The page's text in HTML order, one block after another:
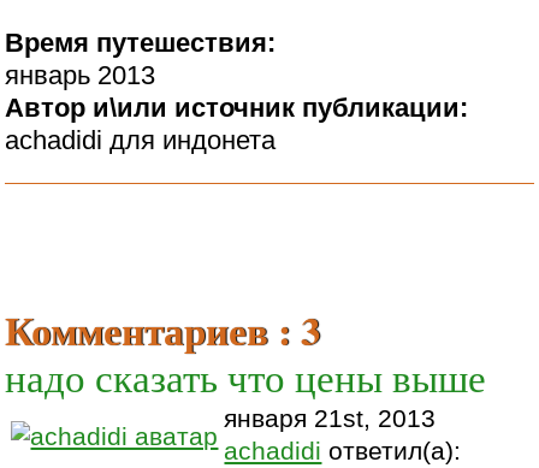
Время путешествия:
январь 2013
Автор и\или источник публикации:
achadidi для индонета
Комментариев : 3
надо сказать что цены выше
января 21st, 2013
achadidi ответил(а):